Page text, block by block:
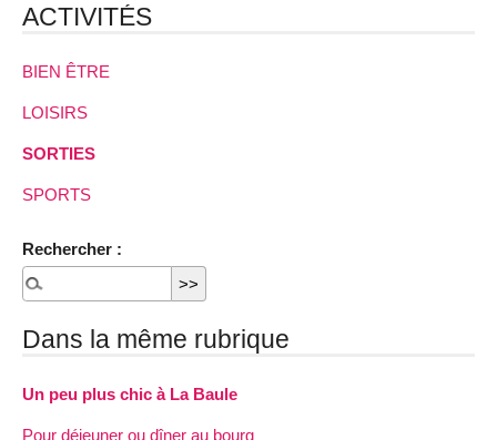
ACTIVITÉS
BIEN ÊTRE
LOISIRS
SORTIES
SPORTS
Rechercher :
Dans la même rubrique
Un peu plus chic à La Baule
Pour déjeuner ou dîner au bourg